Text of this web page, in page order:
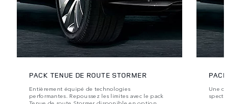
PACK TENUE DE ROUTE STORMER
Entièrement équipé de technologies
performantes. Repoussez les limites avec le pack
Une